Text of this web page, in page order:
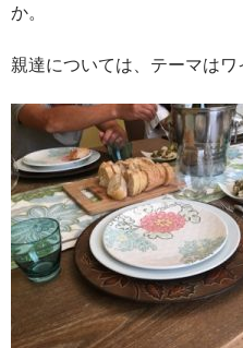
か。
親達については、テーマはワ